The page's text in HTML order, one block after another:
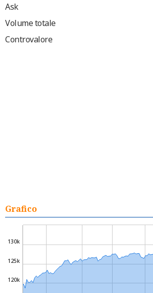
Ask
Volume totale
Controvalore
Grafico
120k
125k
130k